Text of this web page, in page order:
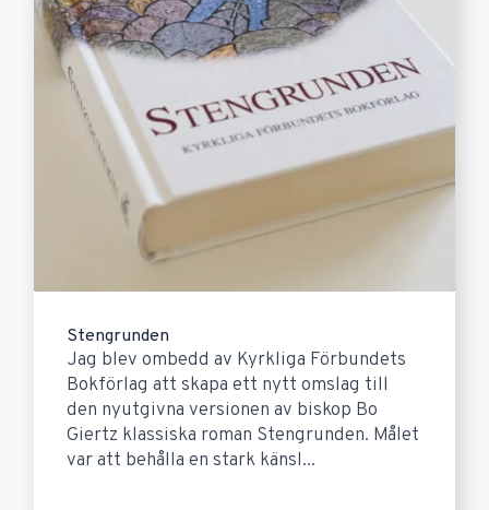
Stengrunden
Jag blev ombedd av Kyrkliga Förbundets
Bokförlag att skapa ett nytt omslag till
den nyutgivna versionen av biskop Bo
Giertz klassiska roman Stengrunden. Målet
var att behålla en stark känsl...